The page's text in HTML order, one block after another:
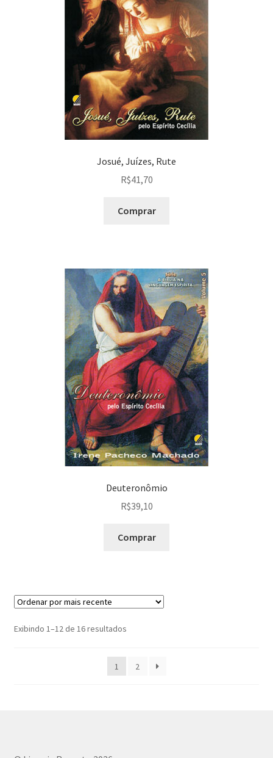
Josué, Juízes, Rute
R$41,70
Comprar
Deuteronômio
R$39,10
Comprar
Exibindo 1–12 de 16 resultadosSorted
latest
1
2